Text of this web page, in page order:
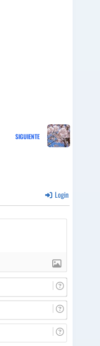
SIGUIENTE
Login
o
m
b
r
m
ie